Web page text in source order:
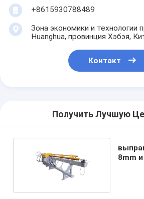
+8615930788489
Зона экономики и технологии
Huanghua, провинция Хэбэя,
Контакт
Получить Лучшую
8mm